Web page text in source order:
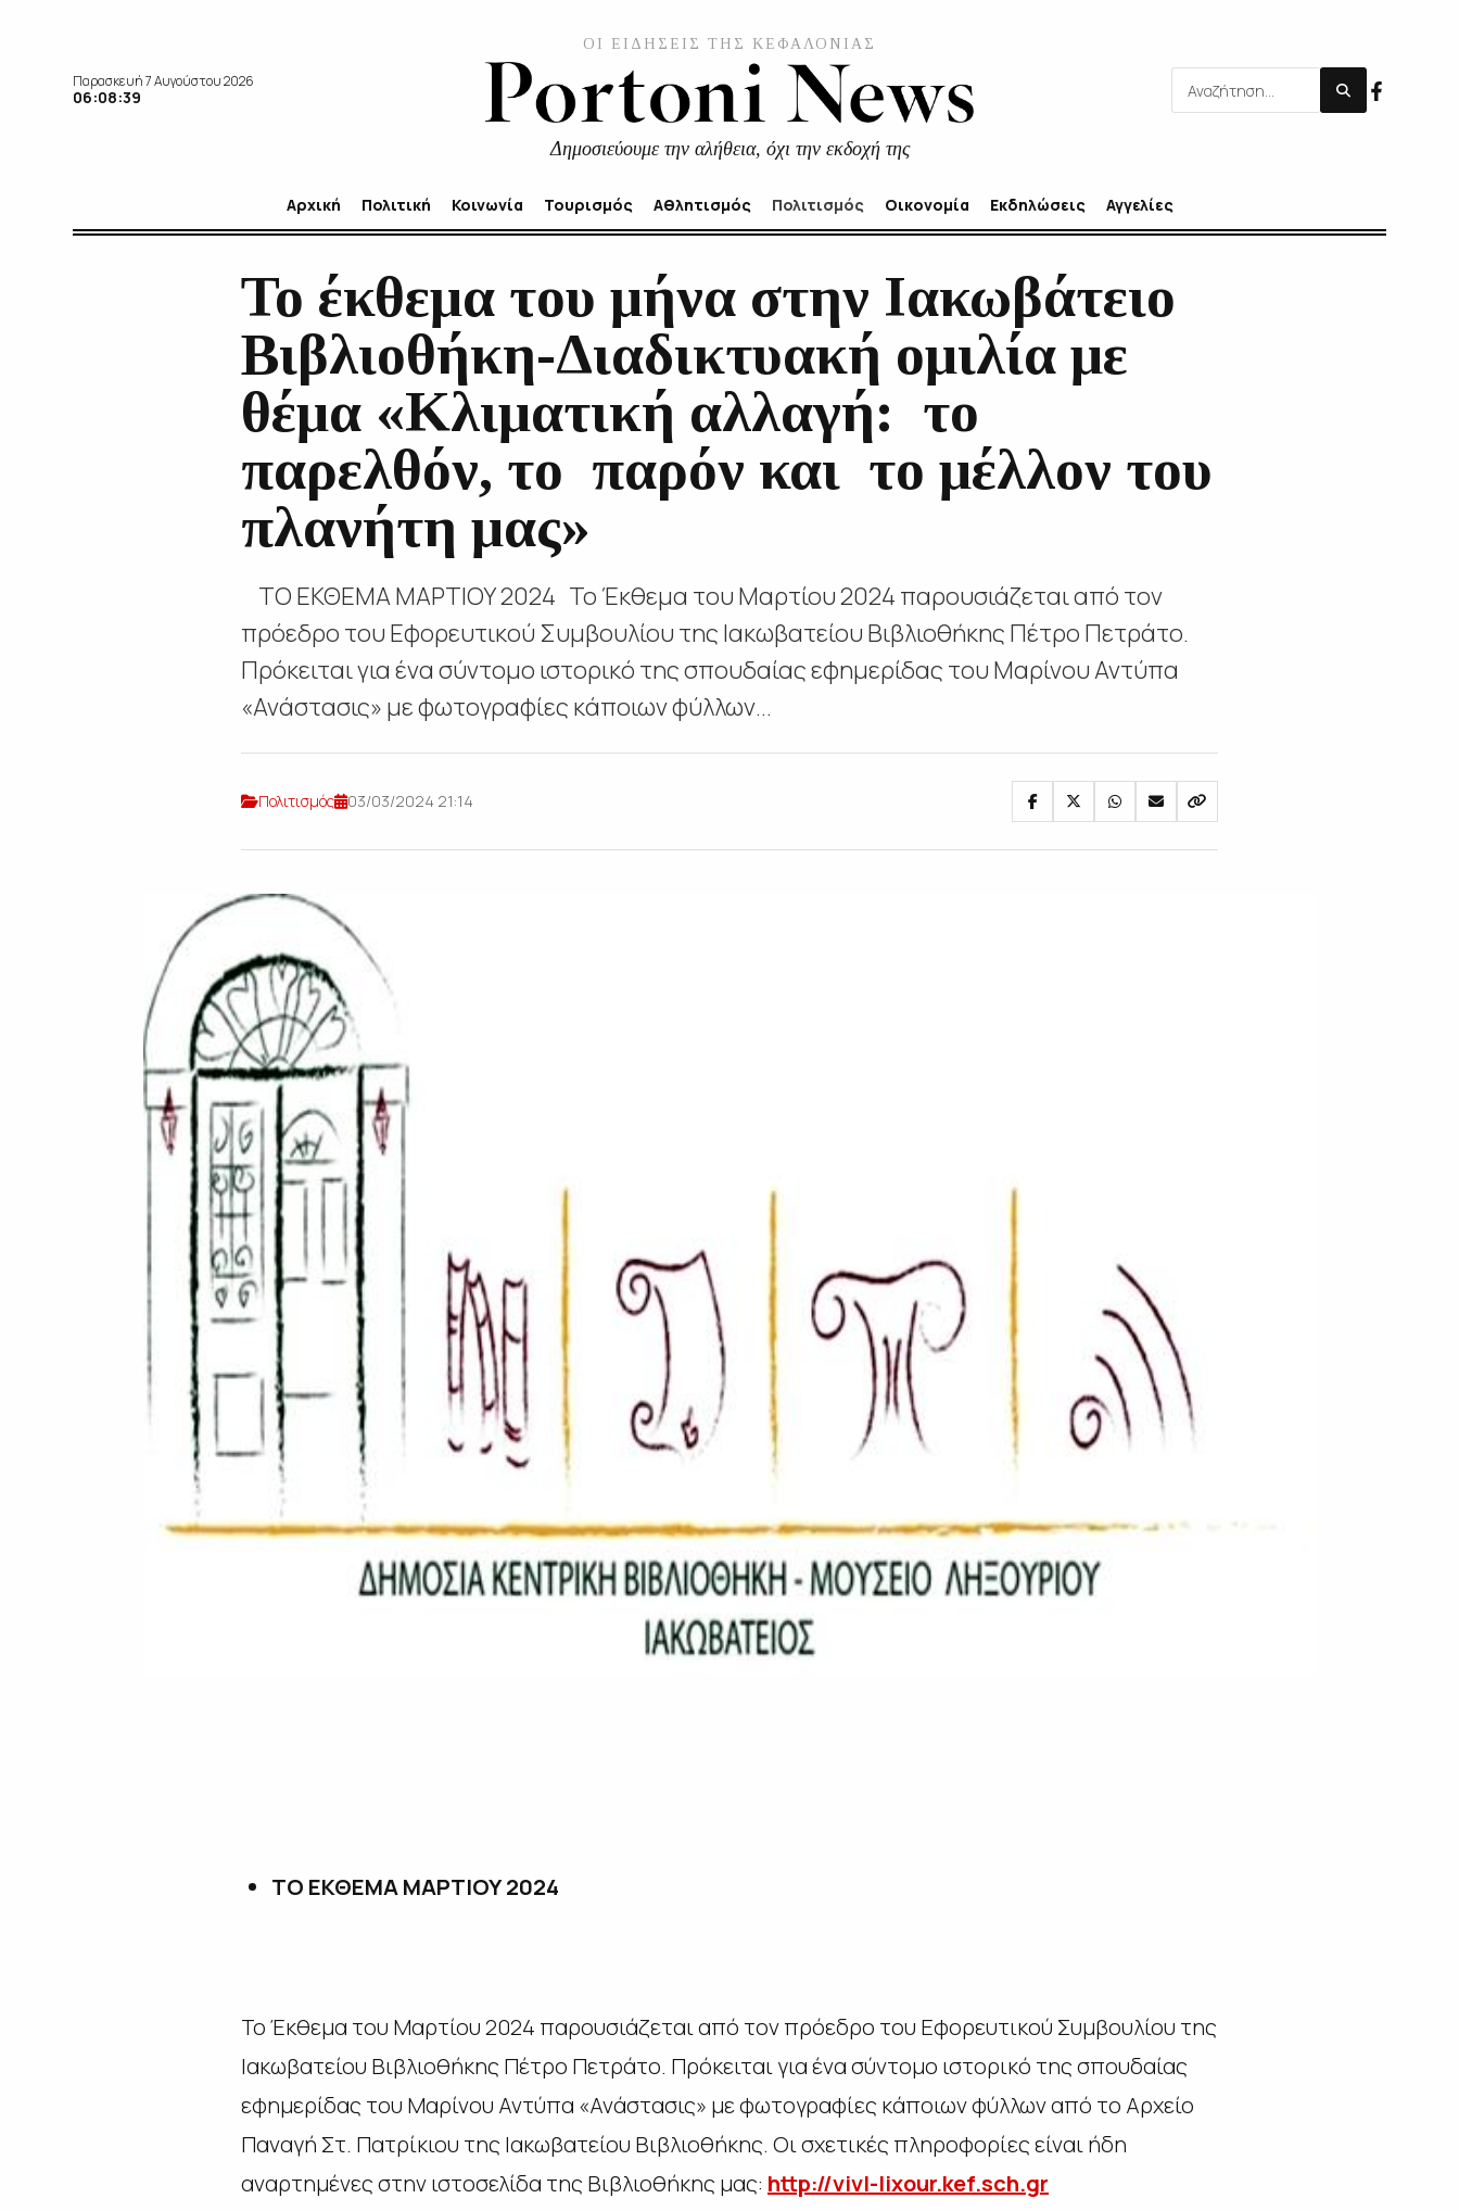
Παρασκευή 7 Αυγούστου 2026
06:08:41
ΟΙ ΕΙΔΗΣΕΙΣ ΤΗΣ ΚΕΦΑΛΟΝΙΑΣ
Δημοσιεύουμε την αλήθεια, όχι την εκδοχή της
Αρχική Πολιτική Κοινωνία Τουρισμός Αθλητισμός Πολιτισμός Οικονομία Εκδηλώσεις Αγγελίες
Το έκθεμα του μήνα στην Ιακωβάτειο
Βιβλιοθήκη-Διαδικτυακή ομιλία με
θέμα «Κλιματική αλλαγή: τo
παρελθόν, το παρόν και το μέλλον του
πλανήτη μας»
ΤΟ ΕΚΘΕΜΑ ΜΑΡΤΙΟΥ 2024 Το Έκθεμα του Μαρτίου 2024 παρουσιάζεται από τον
πρόεδρο του Εφορευτικού Συμβουλίου της Ιακωβατείου Βιβλιοθήκης Πέτρο Πετράτο.
Πρόκειται για ένα σύντομο ιστορικό της σπουδαίας εφημερίδας του Μαρίνου Αντύπα
«Ανάστασις» με φωτογραφίες κάποιων φύλλων...
Πολιτισμός 03/03/2024 21:14
ΤΟ ΕΚΘΕΜΑ ΜΑΡΤΙΟΥ 2024
Το Έκθεμα του Μαρτίου 2024 παρουσιάζεται από τον πρόεδρο του Εφορευτικού Συμβουλίου της
Ιακωβατείου Βιβλιοθήκης Πέτρο Πετράτο. Πρόκειται για ένα σύντομο ιστορικό της σπουδαίας
εφημερίδας του Μαρίνου Αντύπα «Ανάστασις» με φωτογραφίες κάποιων φύλλων από το Αρχείο
Παναγή Στ. Πατρίκιου της Ιακωβατείου Βιβλιοθήκης. Οι σχετικές πληροφορίες είναι ήδη
αναρτημένες στην ιστοσελίδα της Βιβλιοθήκης μας: http://vivl-lixour.kef.sch.gr